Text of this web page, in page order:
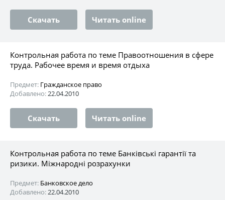
Скачать Читать online
Контрольная работа по теме Правоотношения в сфере
труда. Рабочее время и время отдыха
Предмет: Гражданское право
Добавлено:22.04.2010
Скачать Читать online
Контрольная работа по теме Банківські гарантії та
ризики. Міжнародні розрахунки
Предмет: Банковское дело
Добавлено:22.04.2010